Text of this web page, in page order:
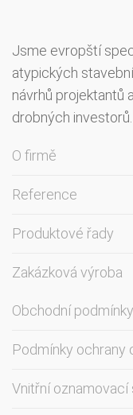
Jsme evropští
atypických
návrhů projektantů
drobných investorů.
O firmě
Reference
Produktové řady
Zakázková výroba
Obchodní podmínky
Podmínky ochrany
Vnitřní